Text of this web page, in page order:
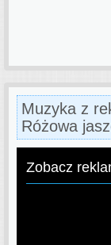
Muzyka z
Różowa
Zobacz